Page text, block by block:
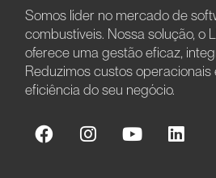
Somos líder no mercado de
combustíveis. Nossa solução, o
oferece uma gestão eficaz,
Reduzimos custos operacionais
eficiência do seu negócio.